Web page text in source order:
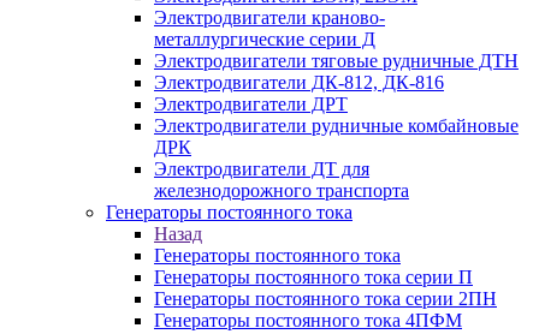
Электродвигатели краново-
металлургические серии Д
Электродвигатели тяговые рудничные ДТН
Электродвигатели ДК-812, ДК-816
Электродвигатели ДРТ
Электродвигатели рудничные комбайновые
ДРК
Электродвигатели ДТ для
железнодорожного транспорта
Генераторы постоянного тока
Назад
Генераторы постоянного тока
Генераторы постоянного тока серии П
Генераторы постоянного тока серии 2ПН
Генераторы постоянного тока 4ПФМ